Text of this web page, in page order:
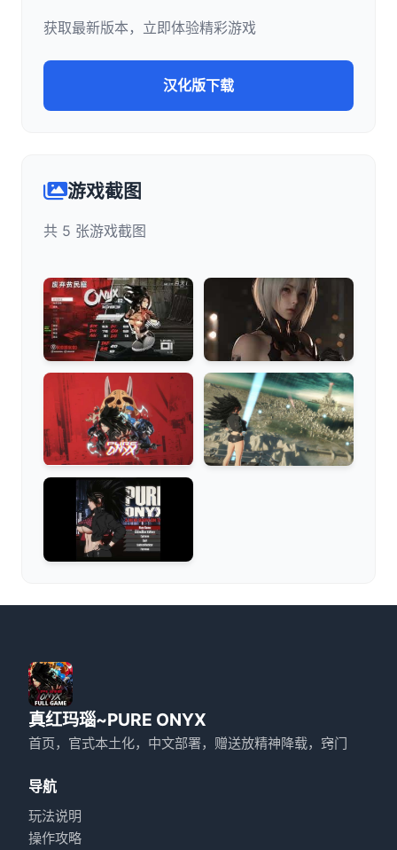
获取最新版本，立即体验精彩游戏
汉化版下载
游戏截图
共 5 张游戏截图
真红玛瑙~PURE ONYX
首页，官式本土化，中文部署，赠送放精神降载，窍门
导航
玩法说明
操作攻略